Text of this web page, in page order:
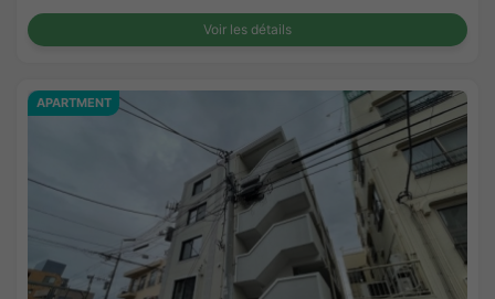
Voir les détails
APARTMENT